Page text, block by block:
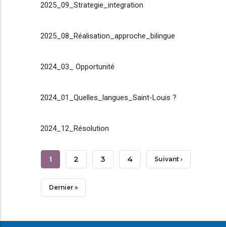
2025_09_Strategie_integration
2025_08_Réalisation_approche_bilingue
2024_03_ Opportunité
2024_01_Quelles_langues_Saint-Louis ?
2024_12_Résolution
Pagination
Page
Courante
1 Page
2 Page
3 Page
4 Page
Suivant ›
Dernière
Dernier »